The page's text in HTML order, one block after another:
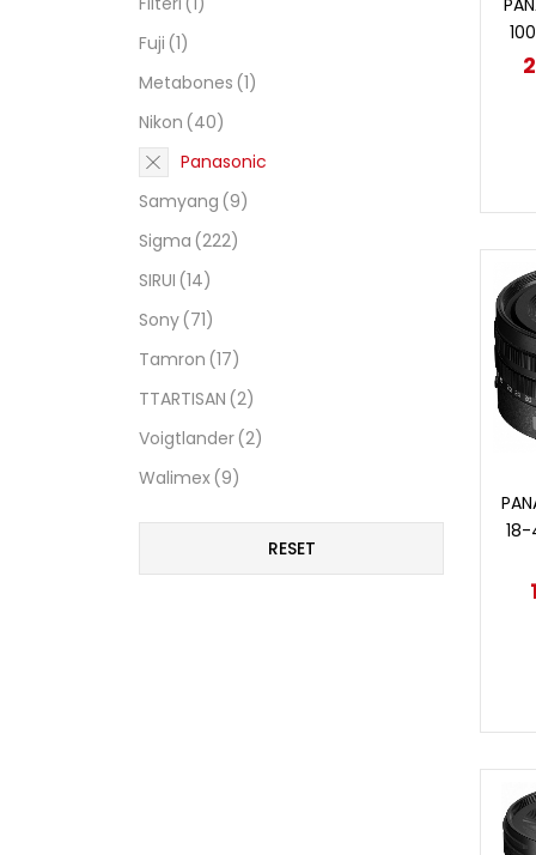
Fuji (1)
Metabones (1)
Nikon (40)
Panasonic
Samyang (9)
Sigma (222)
SIRUI (14)
Sony(71)
Tamron (17)
TTARTISAN (2)
Voigtlander(2)
Walimex(9)
RESET